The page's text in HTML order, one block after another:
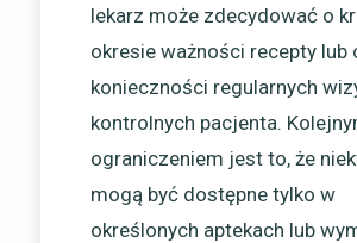
lekarz może zdecydować o
okresie ważności recepty lub
konieczności regularnych
kontrolnych pacjenta.
ograniczeniem jest to, że
mogą być dostępne tylko w
określonych aptekach lub